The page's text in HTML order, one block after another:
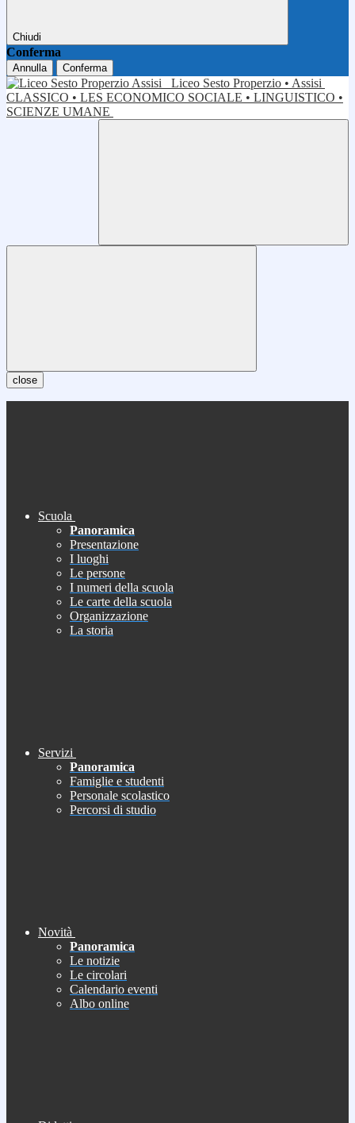
Chiudi
Conferma
Annulla Conferma
Liceo Sesto Properzio • Assisi
CLASSICO • LES ECONOMICO SOCIALE • LINGUISTICO •
SCIENZE UMANE
close
Scuola
Panoramica
Presentazione
I luoghi
Le persone
I numeri della scuola
Le carte della scuola
Organizzazione
La storia
Servizi
Panoramica
Famiglie e studenti
Personale scolastico
Percorsi di studio
Novità
Panoramica
Le notizie
Le circolari
Calendario eventi
Albo online